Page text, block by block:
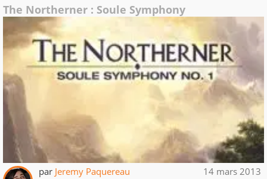
The Northerner : Soule Symphony
par Jeremy Paquereau 14 mars 2013